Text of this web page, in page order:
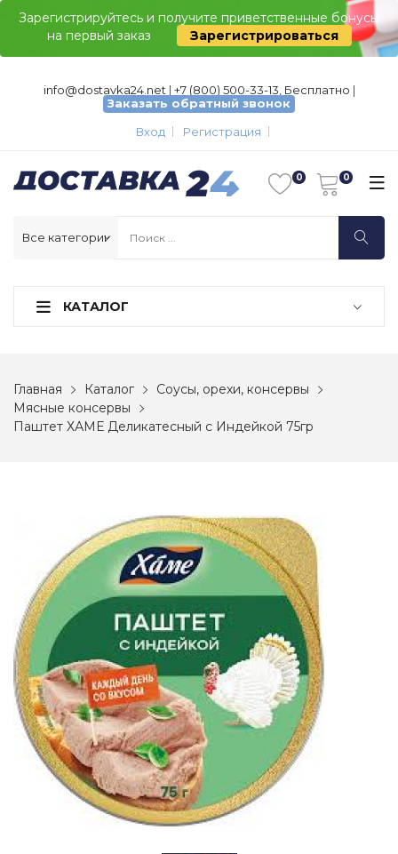
Зарегистрируйтесь и получите приветственные бонусы
на первый заказ
Зарегистрироваться
info@dostavka24.net | +7 (800) 500-33-13, Бесплатно |
Заказать обратный звонок
Вход
Регистрация
КАТАЛОГ
Главная Каталог
Соусы, орехи, консервы
Мясные консервы
Паштет ХАМЕ Деликатесный с Индейкой 75гр